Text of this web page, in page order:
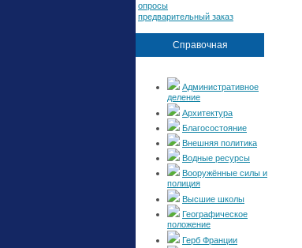
опросы
предварительный заказ
Справочная
Административное
деление
Архитектура
Благосостояние
Внешняя политика
Водные ресурсы
Вооружённые силы и
полиция
Высшие школы
Географическое
положение
Герб Франции